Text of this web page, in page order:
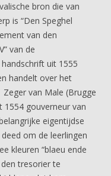
bron die van
is “Den Speghel
van den
van de
uit 1555
handelt over het
van Male (Brugge
1554 gouverneur van
eigentijdse
om de leerlingen
kleuren “blaeu ende
tresorier te